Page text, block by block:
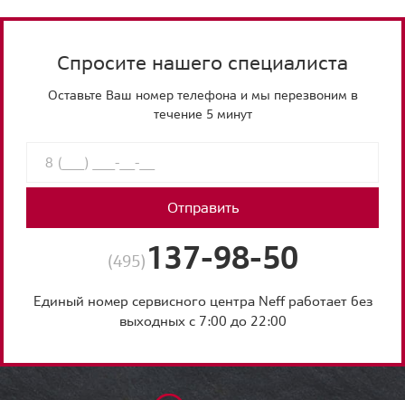
Спросите нашего специалиста
Оставьте Ваш номер телефона и мы перезвоним в
течение 5 минут
Отправить
(495) 137-98-50
Единый номер сервисного центра Neff работает без
выходных с 7:00 до 22:00